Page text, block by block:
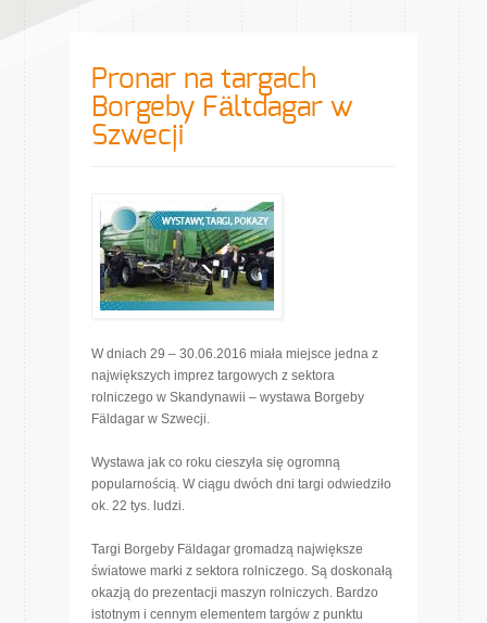
Pronar na targach
Borgeby Fältdagar w
Szwecji
W dniach 29 – 30.06.2016 miała miejsce jedna z
największych imprez targowych z sektora
rolniczego w Skandynawii – wystawa Borgeby
Fäldagar w Szwecji.
Wystawa jak co roku cieszyła się ogromną
popularnością. W ciągu dwóch dni targi odwiedziło
ok. 22 tys. ludzi.
Targi Borgeby Fäldagar gromadzą największe
światowe marki z sektora rolniczego. Są doskonałą
okazją do prezentacji maszyn rolniczych. Bardzo
istotnym i cennym elementem targów z punktu